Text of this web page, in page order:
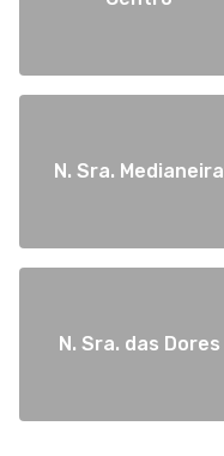
N. Sra. Medianeira
N. Sra. das Dores